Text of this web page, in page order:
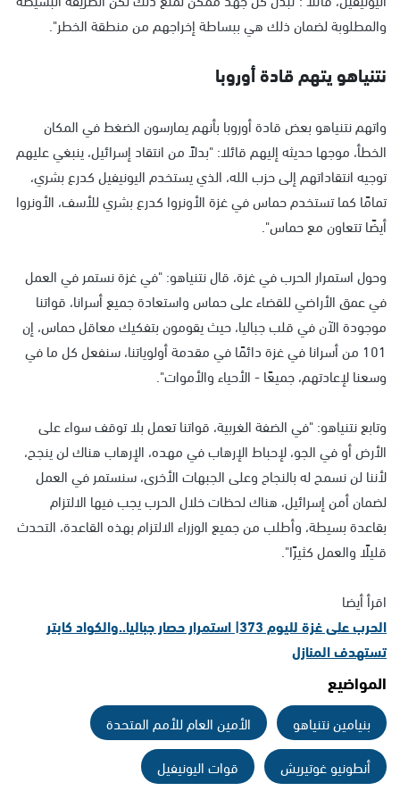
والمطلوبة لضمان ذلك هي ببساطة إخراجهم من منطقة الخطر".
نتنياهو يتهم قادة أوروبا
واتهم نتنياهو بعض قادة أوروبا بأنهم يمارسون الضغط في المكان
الخطأ، موجها حديثه إليهم قائلا: "بدلاً من انتقاد إسرائيل، ينبغي عليهم
توجيه انتقاداتهم إلى حزب الله، الذي يستخدم اليونيفيل كدرع بشري،
تمامًا كما تستخدم حماس في غزة الأونروا كدرع بشري للأسف، الأونروا
أيضًا تتعاون مع حماس".
وحول استمرار الحرب في غزة، قال نتنياهو: "في غزة نستمر في العمل
في عمق الأراضي للقضاء على حماس واستعادة جميع أسرانا، قواتنا
موجودة الآن في قلب جباليا، حيث يقومون بتفكيك معاقل حماس، إن
101 من أسرانا في غزة دائمًا في مقدمة أولوياتنا، سنفعل كل ما في
وسعنا لإعادتهم، جميعًا - الأحياء والأموات".
وتابع نتنياهو: "في الضفة الغربية، قواتنا تعمل بلا توقف سواء على
الأرض أو في الجو، لإحباط الإرهاب في مهده، الإرهاب هناك لن ينجح،
لأننا لن نسمح له بالنجاح وعلى الجبهات الأخرى، سنستمر في العمل
لضمان أمن إسرائيل، هناك لحظات خلال الحرب يجب فيها الالتزام
بقاعدة بسيطة، وأطلب من جميع الوزراء الالتزام بهذه القاعدة، التحدث
قليلًا والعمل كثيرًا".
اقرأ أيضا
الحرب على غزة لليوم 373| استمرار حصار جباليا..والكواد كابتر
تستهدف المنازل
المواضيع
بنيامين نتنياهو
الأمين العام للأمم المتحدة
أنطونيو غوتيريش
قوات اليونيفيل